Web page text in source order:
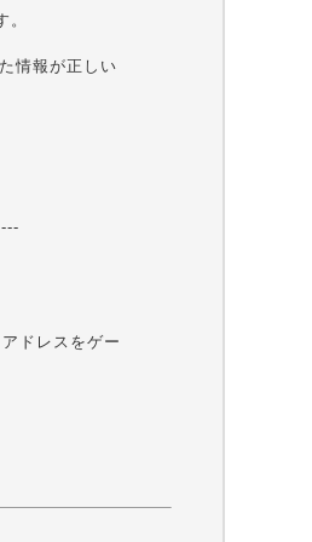
情報が正しい
ドレスをゲー